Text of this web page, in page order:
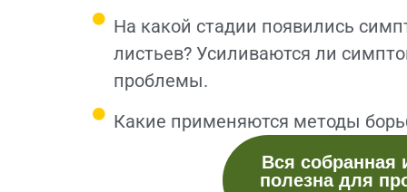
На какой стадии появились
листьев? Усиливаются ли
проблемы.
Какие применяются методы
Вся собранная
полезна для